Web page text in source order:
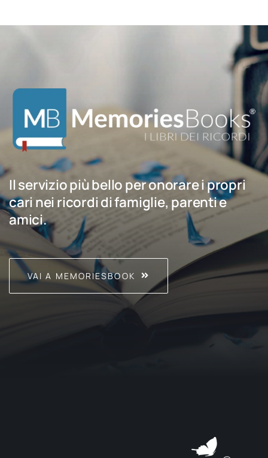
Il servizio più bello per onorare i propri
cari nei ricordi di famiglie, parenti e
amici.
VAI A MEMORIESBOOK